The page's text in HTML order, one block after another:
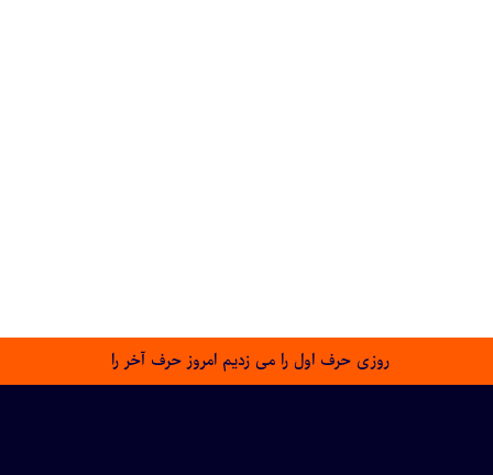
روزی حرف اول را می زدیم امروز حرف آخر را